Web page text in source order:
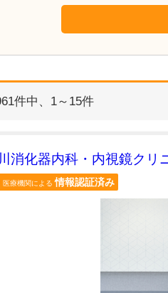
件中、 1～15件
消化器内科・内視鏡クリ
医療機関による 情報認証済み